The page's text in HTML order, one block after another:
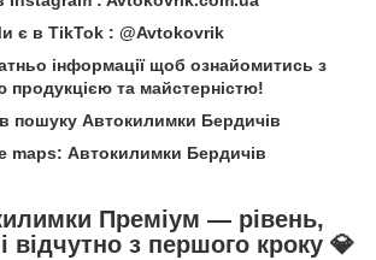
є в TikTok : @Avtokovrik
інформації щоб ознайомитись з
продукцією та майстерністю!
пошуку Автокилимки Бердичів
maps: Автокилимки Бердичів
Преміум — рівень,
відчутно з першого кроку 💎